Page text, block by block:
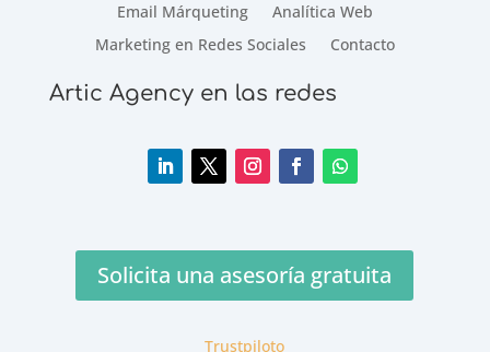
Email Márqueting
Analítica Web
Marketing en Redes Sociales
Contacto
Artic Agency en las redes
Solicita una asesoría gratuita
Trustpiloto